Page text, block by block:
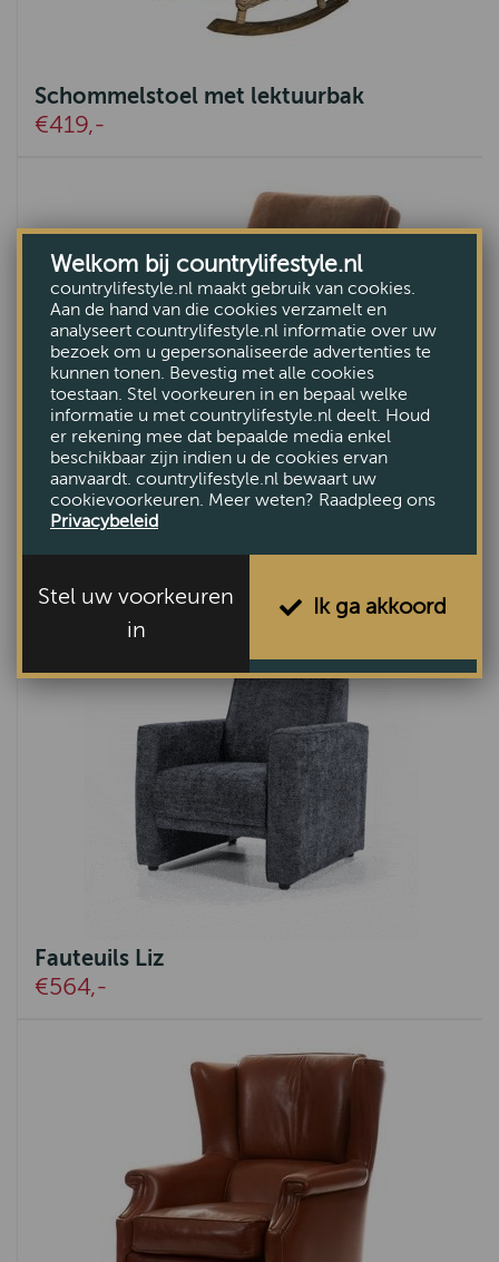
Schommelstoel met lektuurbak
€419,-
Fauteuil Barneveld
€549,-
Fauteuils Liz
€564,-
Welkom bij countrylifestyle.nl
countrylifestyle.nl maakt gebruik van cookies.
Aan de hand van die cookies verzamelt en
analyseert countrylifestyle.nl informatie over uw
bezoek om u gepersonaliseerde advertenties te
kunnen tonen. Bevestig met alle cookies
toestaan. Stel voorkeuren in en bepaal welke
informatie u met countrylifestyle.nl deelt. Houd
er rekening mee dat bepaalde media enkel
beschikbaar zijn indien u de cookies ervan
aanvaardt. countrylifestyle.nl bewaart uw
cookievoorkeuren. Meer weten? Raadpleeg ons
Privacybeleid
Stel uw voorkeuren
in
Ik ga akkoord